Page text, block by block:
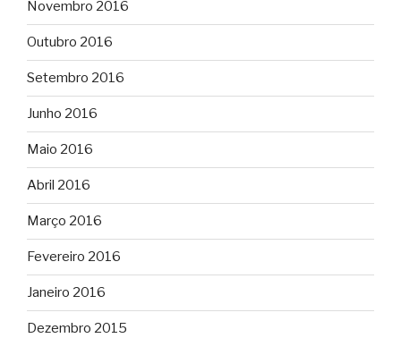
Novembro 2016
Outubro 2016
Setembro 2016
Junho 2016
Maio 2016
Abril 2016
Março 2016
Fevereiro 2016
Janeiro 2016
Dezembro 2015